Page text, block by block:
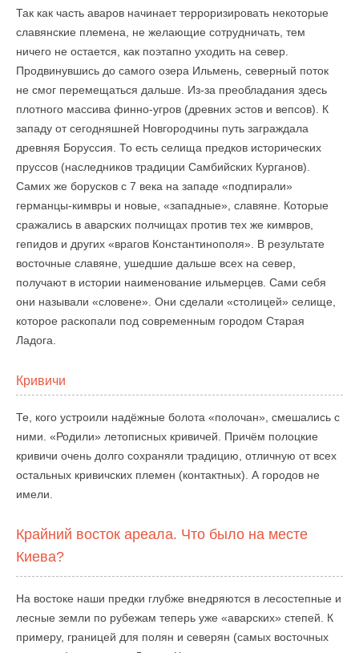
Так как часть аваров начинает терроризировать некоторые
славянские племена, не желающие сотрудничать, тем
ничего не остается, как поэтапно уходить на север.
Продвинувшись до самого озера Ильмень, северный поток
не смог перемещаться дальше. Из-за преобладания здесь
плотного массива финно-угров (древних эстов и вепсов). К
западу от сегодняшней Новгородчины путь заграждала
древняя Боруссия. То есть селища предков исторических
пруссов (наследников традиции Самбийских Курганов).
Самих же борусков с 7 века на западе «подпирали»
германцы-кимвры и новые, «западные», славяне. Которые
сражались в аварских полчищах против тех же кимвров,
гепидов и других «врагов Константинополя». В результате
восточные славяне, ушедшие дальше всех на север,
получают в истории наименование ильмерцев. Сами себя
они называли «словене». Они сделали «столицей» селище,
которое раскопали под современным городом Старая
Ладога.
Кривичи
Те, кого устроили надёжные болота «полочан», смешались с
ними. «Родили» летописных кривичей. Причём полоцкие
кривичи очень долго сохраняли традицию, отличную от всех
остальных кривичских племен (контактных). А городов не
имели.
Крайний восток ареала. Что было на месте
Киева?
На востоке наши предки глубже внедряются в лесостепные и
лесные земли по рубежам теперь уже «аварских» степей. К
примеру, границей для полян и северян (самых восточных